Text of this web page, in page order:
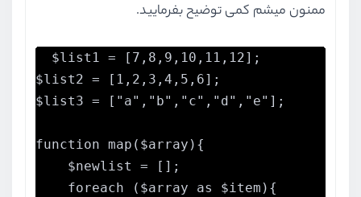
ممنون میشم کمی توضیح بفرمایید.
$list1 = [7,8,9,10,11,12];
$list2 = [1,2,3,4,5,6];
$list3 = ["a","b","c","d","e"];
function map($array){
    $newlist = [];
    foreach ($array as $item){